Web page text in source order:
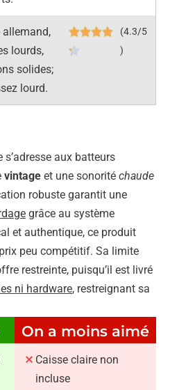
allemand,
lourds,
solides;
lourd.
(4.3/5
)
aux batteurs
vintage et une sonorité chaude
robuste garantit une
grâce au système
et authentique, ce produit
peu compétitif. Sa limite
restreinte, puisqu’il est livré
ni hardware, restreignant sa
On a moins aimé
Caisse claire non
incluse